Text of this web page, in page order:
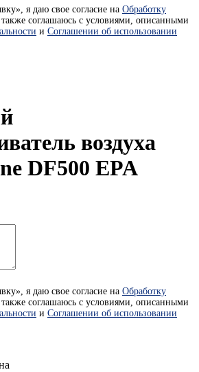
я даю свое согласие на Обработку
также соглашаюсь с условиями, описанными
и Соглашении об использовании
воздуха
DF500 EPA
я даю свое согласие на Обработку
также соглашаюсь с условиями, описанными
и Соглашении об использовании